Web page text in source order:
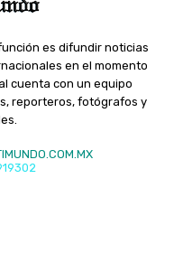
es difundir noticias
en el momento
cuenta con un equipo
reporteros, fotógrafos y